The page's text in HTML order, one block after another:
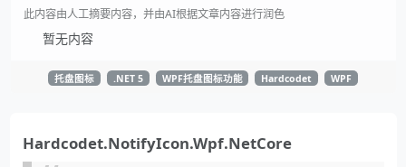
此内容由人工摘要内容，并由AI根据文章内容进行润色
暂无内容
托盘图标 .NET 5 WPF托盘图标功能 Hardcodet WPF
Hardcodet.NotifyIcon.Wpf.NetCore